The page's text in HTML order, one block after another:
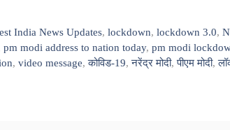
India News Updates,lockdown,lockdown 3.0,
pm modi address to nation today, pm modi
, video message,कोविड-19,नरेंद्र मोदी,पीएम मोदी,